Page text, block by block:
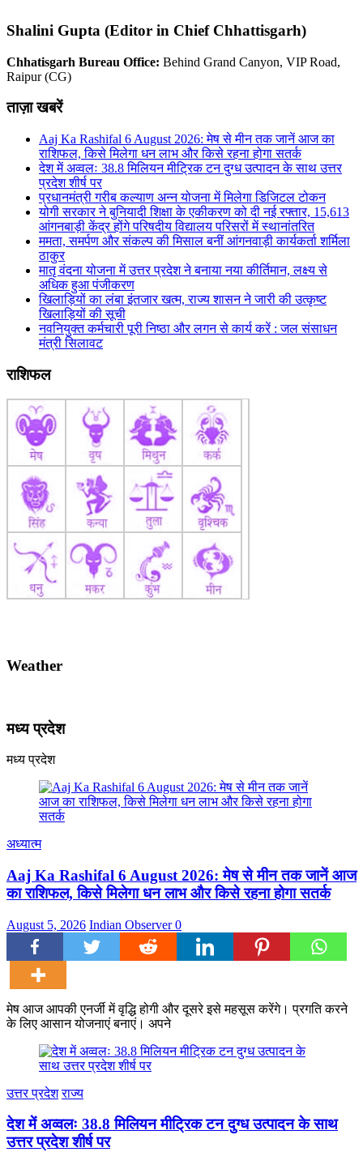
Shalini Gupta (Editor in Chief Chhattisgarh)
Chhatisgarh Bureau Office: Behind Grand Canyon, VIP Road,
Raipur (CG)
ताज़ा खबरें
Aaj Ka Rashifal 6 August 2026: मेष से मीन तक जानें आज का
राशिफल, किसे मिलेगा धन लाभ और किसे रहना होगा सतर्क
देश में अव्वलः 38.8 मिलियन मीट्रिक टन दुग्ध उत्पादन के साथ उत्तर
प्रदेश शीर्ष पर
प्रधानमंत्री गरीब कल्याण अन्न योजना में मिलेगा डिजिटल टोकन
योगी सरकार ने बुनियादी शिक्षा के एकीकरण को दी नई रफ्तार, 15,613
आंगनबाड़ी केंद्र होंगे परिषदीय विद्यालय परिसरों में स्थानांतरित
ममता, समर्पण और संकल्प की मिसाल बनीं आंगनवाड़ी कार्यकर्ता शर्मिला
ठाकुर
मातृ वंदना योजना में उत्तर प्रदेश ने बनाया नया कीर्तिमान, लक्ष्य से
अधिक हुआ पंजीकरण
खिलाड़ियों का लंबा इंतजार खत्म, राज्य शासन ने जारी की उत्कृष्ट
खिलाड़ियों की सूची
नवनियुक्त कर्मचारी पूरी निष्ठा और लगन से कार्य करें : जल संसाधन
मंत्री सिलावट
राशिफल
Weather
मध्य प्रदेश
मध्य प्रदेश
अध्यात्म
Aaj Ka Rashifal 6 August 2026: मेष से मीन तक जानें आज
का राशिफल, किसे मिलेगा धन लाभ और किसे रहना होगा सतर्क
August 5, 2026 Indian Observer0
मेष आज आपकी एनर्जी में वृद्धि होगी और दूसरे इसे महसूस करेंगे। प्रगति करने
के लिए आसान योजनाएं बनाएं। अपने
उत्तर प्रदेश राज्य
देश में अव्वलः 38.8 मिलियन मीट्रिक टन दुग्ध उत्पादन के साथ
उत्तर प्रदेश शीर्ष पर